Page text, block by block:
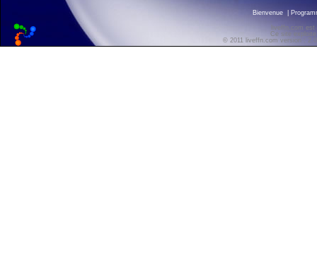
Bienvenue
liveffn.com
Ce site
© 2011 liveffn.com version :